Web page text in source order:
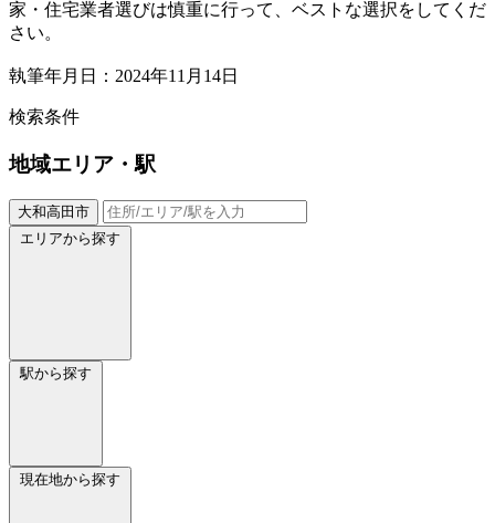
家・住宅業者選びは慎重に行って、ベストな選択をしてくだ
さい。
執筆年月日：2024年11月14日
検索条件
地域エリア・駅
大和高田市
エリアから探す
駅から探す
現在地から探す